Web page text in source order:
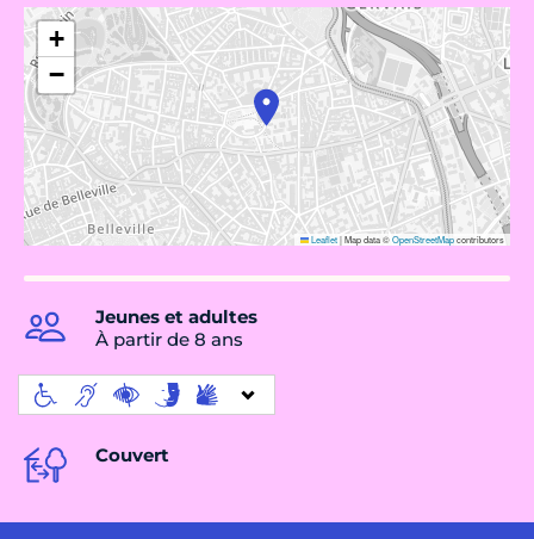
+
−
Leaflet|Map data ©OpenStreetMapcontributors
Jeunes et adultes
À partir de 8 ans
Couvert